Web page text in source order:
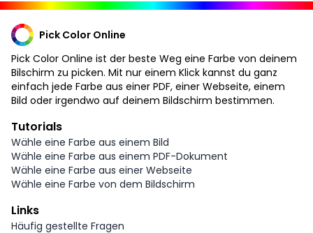
Pick Color Online
Pick Color Online ist der beste Weg eine Farbe von deinem
Bilschirm zu picken. Mit nur einem Klick kannst du ganz
einfach jede Farbe aus einer PDF, einer Webseite, einem
Bild oder irgendwo auf deinem Bildschirm bestimmen.
Tutorials
Wähle eine Farbe aus einem Bild
Wähle eine Farbe aus einem PDF-Dokument
Wähle eine Farbe aus einer Webseite
Wähle eine Farbe von dem Bildschirm
Links
Häufig gestellte Fragen